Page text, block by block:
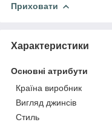
Приховати
Характеристики
Основні атрибути
Країна виробник
Вигляд джинсів
Стиль